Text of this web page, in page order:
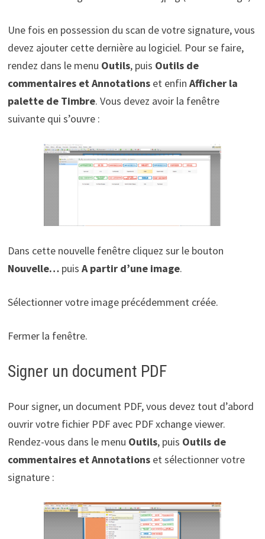
Une fois en possession du scan de votre signature, vous
devez ajouter cette dernière au logiciel. Pour se faire,
rendez dans le menu Outils, puis Outils de
commentaires et Annotationset enfin Afficher la
palette de Timbre. Vous devez avoir la fenêtre
suivante qui s’ouvre :
Dans cette nouvelle fenêtre cliquez sur le bouton
Nouvelle…puis A partir d’une image.
Sélectionner votre image précédemment créée.
Fermer la fenêtre.
Signer un document PDF
Pour signer, un document PDF, vous devez tout d’abord
ouvrir votre fichier PDF avec PDF xchange viewer.
Rendez-vous dans le menu Outils, puis Outils de
commentaires et Annotationset sélectionner votre
signature :